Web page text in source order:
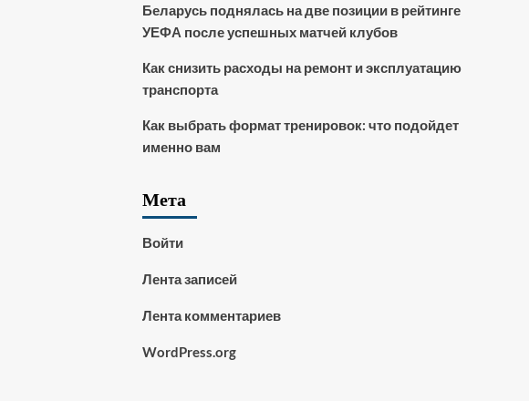
Беларусь поднялась на две позиции в рейтинге
УЕФА после успешных матчей клубов
Как снизить расходы на ремонт и эксплуатацию
транспорта
Как выбрать формат тренировок: что подойдет
именно вам
Мета
Войти
Лента записей
Лента комментариев
WordPress.org